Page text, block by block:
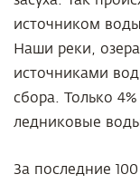
источником
Наши реки,
источниками
сбора. Только
ледниковые
За последние